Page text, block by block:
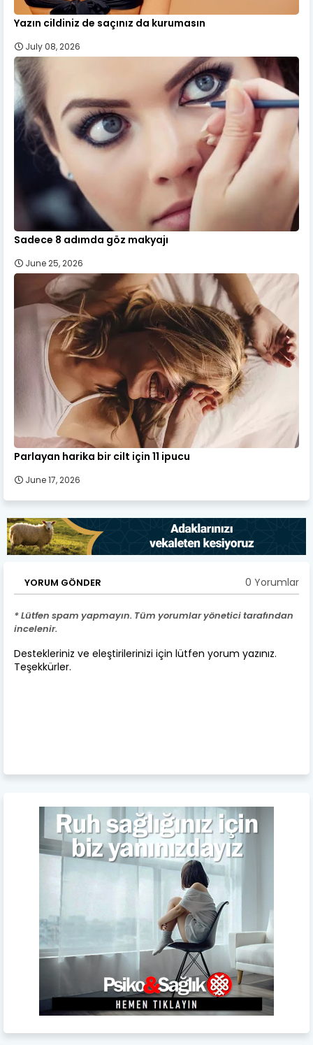
Yazın cildiniz de saçınız da kurumasın
July 08, 2026
Sadece 8 adımda göz makyajı
June 25, 2026
Parlayan harika bir cilt için 11 ipucu
June 17, 2026
YORUM GÖNDER 0 Yorumlar
* Lütfen spam yapmayın. Tüm yorumlar yönetici tarafından
incelenir.
Destekleriniz ve eleştirilerinizi için lütfen yorum yazınız.
Teşekkürler.